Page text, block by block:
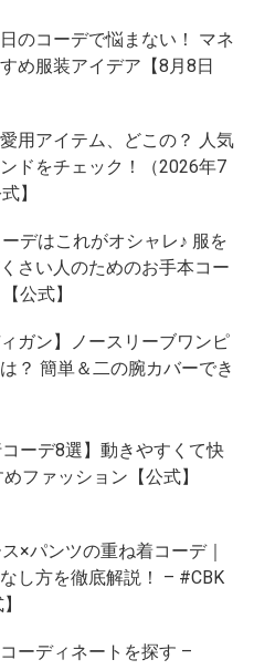
日のコーデで悩まない！ マネ
め服装アイデア【8月8日
用アイテム、どこの？ 人気
ドをチェック！（2026年7
】
デはこれがオシャレ♪ 服を
さい人のためのお手本コー
公式】
ィガン】ノースリーブワンピ
？ 簡単＆二の腕カバーでき
コーデ8選】動きやすくて快
ファッション【公式】
×パンツの重ね着コーデ｜
し方を徹底解説！ – #CBK
ーディネートを探す –